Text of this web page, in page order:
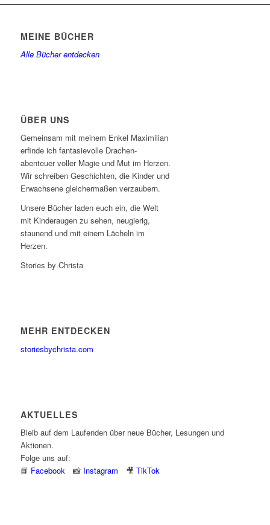
MEINE BÜCHER
Alle Bücher entdecken
ÜBER UNS
Gemeinsam mit meinem Enkel Maximilian
erfinde ich fantasievolle Drachen-
abenteuer voller Magie und Mut im Herzen.
Wir schreiben Geschichten, die Kinder und
Erwachsene gleichermaßen verzaubern.
Unsere Bücher laden euch ein, die Welt
mit Kinderaugen zu sehen, neugierig,
staunend und mit einem Lächeln im
Herzen.
Stories by Christa
MEHR ENTDECKEN
storiesbychrista.com
AKTUELLES
Bleib auf dem Laufenden über neue Bücher, Lesungen und
Aktionen.
Folge uns auf:
📘 Facebook 📸 Instagram 🎥 TikTok